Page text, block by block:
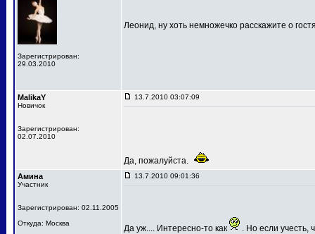
Зарегистрирован:
29.03.2010
Леонид, ну хоть немножечко расскажите о
MalikaY
Новичок
Зарегистрирован:
02.07.2010
13.7.2010 03:07:09
Да, пожалуйста.
Амина
Участник
Зарегистрирован: 02.11.2005
Откуда: Москва
13.7.2010 09:01:36
Да уж.... Интересно-то как
. Но если учесть,